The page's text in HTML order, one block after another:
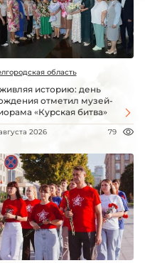
область
историю: день
отметил музей-
«Курская битва»
2026 79